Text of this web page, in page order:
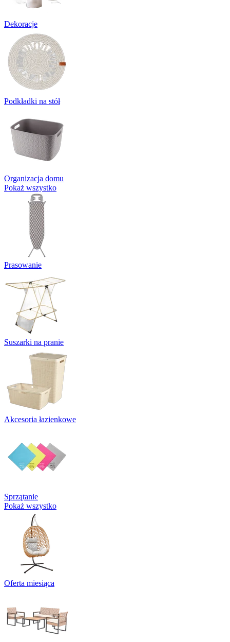
Dekoracje
Podkładki na stół
Organizacja domu
Pokaż wszystko
Prasowanie
Suszarki na pranie
Akcesoria łazienkowe
Sprzątanie
Pokaż wszystko
Oferta miesiąca